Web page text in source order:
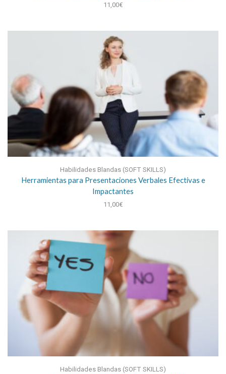
11,00€
Habilidades Blandas (SOFT SKILLS)
Herramientas para Presentaciones Verbales Efectivas e
Impactantes
11,00€
Habilidades Blandas (SOFT SKILLS)